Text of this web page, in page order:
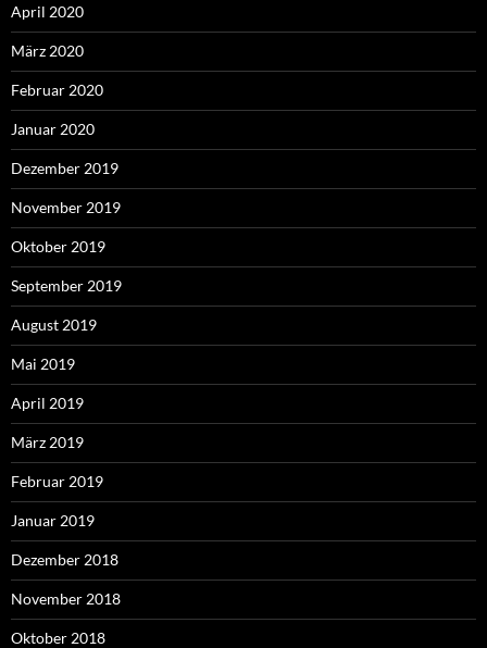
April 2020
März 2020
Februar 2020
Januar 2020
Dezember 2019
November 2019
Oktober 2019
September 2019
August 2019
Mai 2019
April 2019
März 2019
Februar 2019
Januar 2019
Dezember 2018
November 2018
Oktober 2018